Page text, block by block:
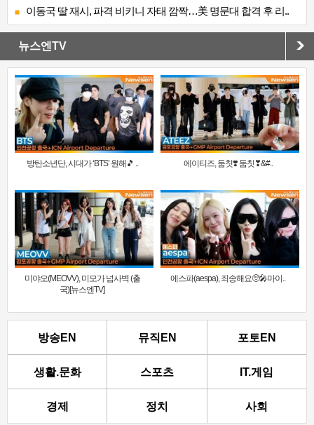
이동국 딸 재시, 파격 비키니 자태 깜짝…美 명문대 합격 후 리..
뉴스엔TV
방탄소년단, 시대가 ‘BTS’ 원해🎵 .. 에이티즈, 둠칫❣️ 둠칫❣&#..
미야오(MEOVV), 미모가 넘사벽 (출
국)[뉴스엔TV]
에스파(aespa), 죄송해요🥺🎤마이..
방송EN 뮤직EN 포토EN
생활.문화 스포츠 IT.게임
경제 정치 사회